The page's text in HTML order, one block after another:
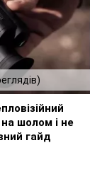
шолом і не
гайд